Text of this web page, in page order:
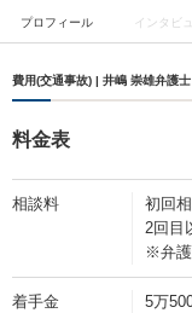
プロフィール インタビ
費用(交通事故) | 井嶋 崇雄弁護
料金表
相談料
初回
2回目
※弁護
着手金
5万